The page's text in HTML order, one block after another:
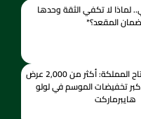
لماذا لا تكفي الثقة وحدها
المقعد؟*
عاصفة الأسعار تجتاح المملكة: أكثر من 2,000 عرض
تخفيضات الموسم في لولو
هايبرماركت